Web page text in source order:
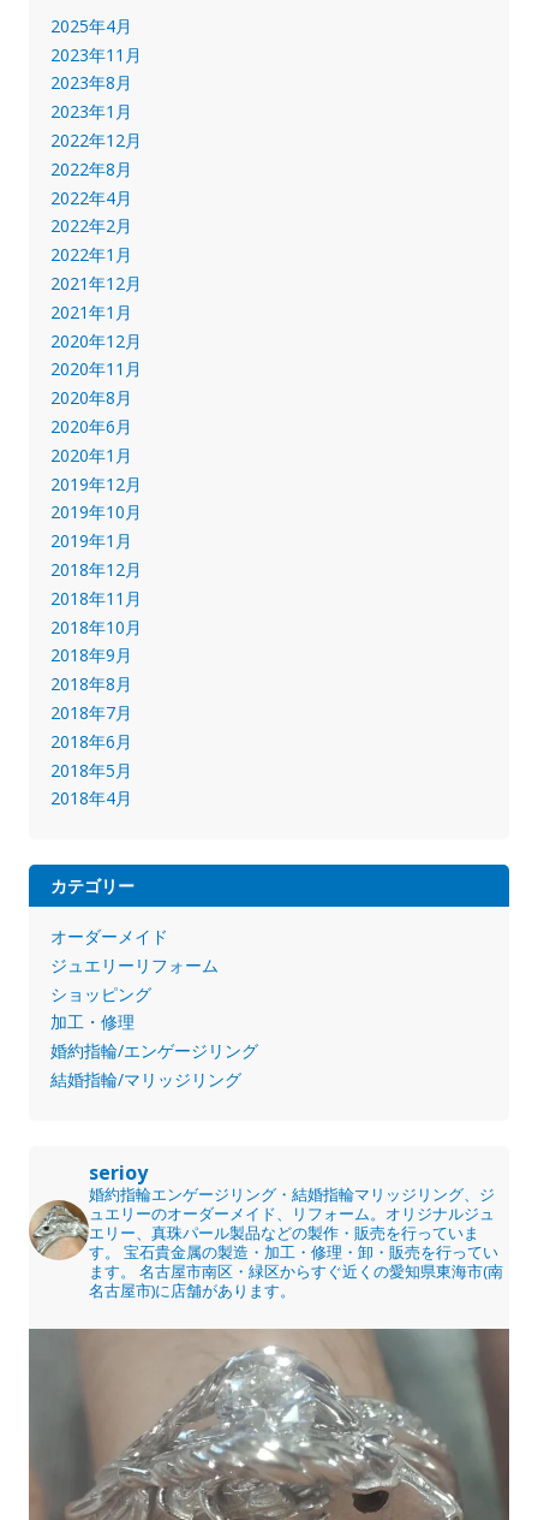
2025年4月
2023年11月
2023年8月
2023年1月
2022年12月
2022年8月
2022年4月
2022年2月
2022年1月
2021年12月
2021年1月
2020年12月
2020年11月
2020年8月
2020年6月
2020年1月
2019年12月
2019年10月
2019年1月
2018年12月
2018年11月
2018年10月
2018年9月
2018年8月
2018年7月
2018年6月
2018年5月
2018年4月
カテゴリー
オーダーメイド
ジュエリーリフォーム
ショッピング
加工・修理
婚約指輪/エンゲージリング
結婚指輪/マリッジリング
serioy
婚約指輪エンゲージリング・結婚指輪マリッジリング、ジ
ュエリーのオーダーメイド、リフォーム。オリジナルジュ
エリー、真珠パール製品などの製作・販売を行っていま
す。
宝石貴金属の製造・加工・修理・卸・販売を行ってい
ます。
名古屋市南区・緑区からすぐ近くの愛知県東海市(南
名古屋市)に店舗があります。